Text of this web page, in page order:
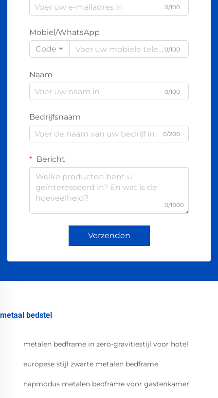
0/100
Mobiel/WhatsApp
Code
0/100
Naam
0/100
Bedrijfsnaam
0/200
Bericht
0/1000
Verzenden
metaal bedstel
metalen bedframe in zero-gravitiestijl voor hotel
europese stijl zwarte metalen bedframe
napmodus metalen bedframe voor gastenkamer